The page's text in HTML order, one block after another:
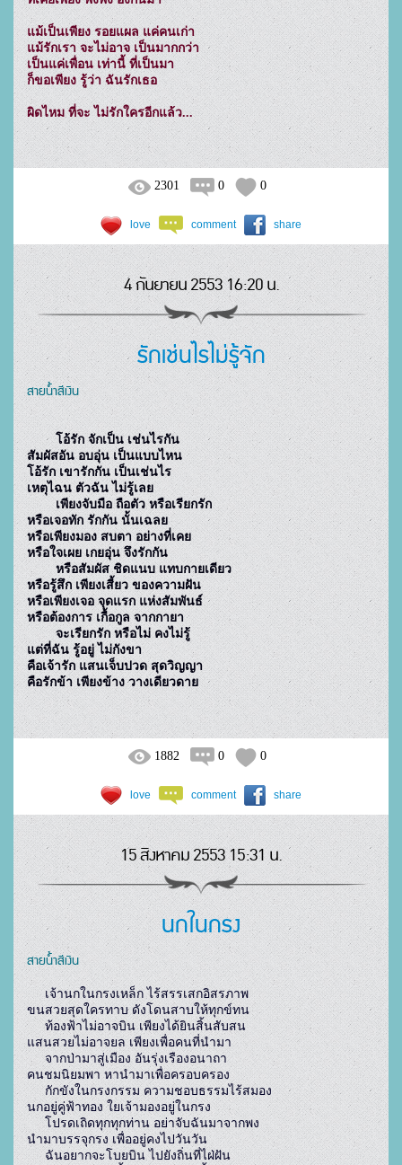
แม้เป็นเพียง รอยแผล แค่คนเก่า
แม้รักเรา จะไม่อาจ เป็นมากกว่า
เป็นแค่เพื่อน เท่านี้ ที่เป็นมา
ก็ขอเพียง รู้ว่า ฉันรักเธอ
2301 0 0
love comment share
4 กันยายน 2553 16:20 น.
รักเช่นไรไม่รู้จัก
สายน้ำสีเงิน
	โอ้รัก จักเป็น เช่นไรกัน
สัมผัสอัน อบอุ่น เป็นแบบไหน
โอ้รัก เขารักกัน เป็นเช่นไร
เหตุไฉน ตัวฉัน ไม่รู้เลย
	เพียงจับมือ ถือตัว หรือเรียกรัก
หรือเจอทัก รักกัน นั้นเฉลย
หรือเพียงมอง สบตา อย่างที่เคย
หรือใจเผย เกยอุ่น จึงรักกัน
	หรือสัมผัส ชิดแนบ แทบกายเดียว
หรือรู้สึก เพียงเสี้ยว ของความฝัน
หรือเพียงเจอ จุดแรก แห่งสัมพันธ์
หรือต้องการ เกื้อกูล จากกายา
	จะเรียกรัก หรือไม่ คงไม่รู้
แต่ที่ฉัน รู้อยู่ ไม่กังขา
คือเจ้ารัก แสนเจ็บปวด สุดวิญญา
คือรักข้า เพียงข้าง วางเดียวดาย
1882 0 0
love comment share
15 สิงหาคม 2553 15:31 น.
นกในกรง
สายน้ำสีเงิน
     เจ้านกในกรงเหล็ก ไร้สรรเสกอิสรภาพ
ขนสวยสุดใครทาบ ดังโดนสาบให้ทุกข์ทน
     ท้องฟ้าไม่อาจบิน เพียงได้ยินสิ้นสับสน
แสนสวยไม่อาจยล เพียงเพื่อคนที่นำมา
     จากป่ามาสู่เมือง อันรุ่งเรืองอนาถา
คนชมนิยมพา หานำมาเพื่อครอบครอง
     กักขังในกรงกรรม ความชอบธรรมไร้สมอง
นกอยู่คู่ฟ้าทอง ใยเจ้ามองอยู่ในกรง
     โปรดเถิดทุกทุกท่าน อย่าจับฉันมาจากพง
นำมาบรรจุกรง เพื่ออยู่คงไปวันวัน
     ฉันอยากจะโบยบิน ไปยังถิ่นที่ไฝ่ฝัน